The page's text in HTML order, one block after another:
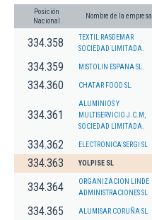
Posición
Nacional
Nombre de la empresa
334.358
TEXTIL RASDEMAR
SOCIEDAD LIMITADA.
334.359 MISTOLIN ESPANA SL.
334.360 CHATAR FOOD SL.
334.361
ALUMINIOS Y
MULTISERVICIO J.C.M,
SOCIEDAD LIMITADA.
334.362 ELECTRONICA SERGI SL
334.363 YOLPISE SL
334.364
ORGANIZACION LINDE
ADMINISTRACIONES SL
334.365 ALUMISAR CORUÑA SL.